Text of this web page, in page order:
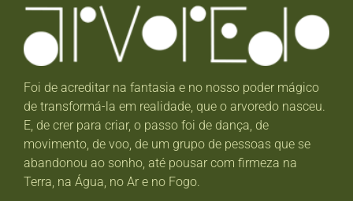
Foi de acreditar na fantasia e no nosso poder mágico
de transformá-la em realidade, que o arvoredo nasceu.
E, de crer para criar, o passo foi de dança, de
movimento, de voo, de um grupo de pessoas que se
abandonou ao sonho, até pousar com firmeza na
Terra, na Água, no Ar e no Fogo.